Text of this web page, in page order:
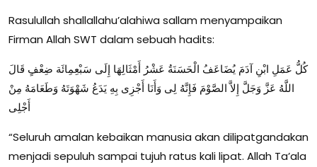
Rasulullah shallallahu’alahiwa sallam menyampaikan
Firman Allah SWT dalam sebuah hadits:
كُلُّ عَمَلِ ابْنِ آدَمَ يُضَاعَفُ الْحَسَنَةُ عَشْرُ أَمْثَالِهَا إِلَى سَبْعِمِائَة ضِعْفٍ قَالَ
اللَّهُ عَزَّ وَجَلَّ إِلاَّ الصَّوْمَ فَإِنَّهُ لِى وَأَنَا أَجْزِى بِهِ يَدَعُ شَهْوَتَهُ وَطَعَامَهُ مِنْ
أَجْلِى
“Seluruh amalan kebaikan manusia akan dilipatgandakan
menjadi sepuluh sampai tujuh ratus kali lipat. Allah Ta’ala